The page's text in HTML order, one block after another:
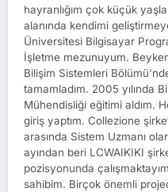
hayranlığım çok küçük
alanında kendimi
Üniversitesi Bilgisayar
İşletme mezunuyum.
Bilişim Sistemleri
tamamladım. 2005 yılında
Mühendisliği eğitimi aldım.
giriş yaptım. Collezione
arasında Sistem Uzmanı
ayından beri LCWAIKIKI
pozisyonunda
sahibim. Birçok önemli